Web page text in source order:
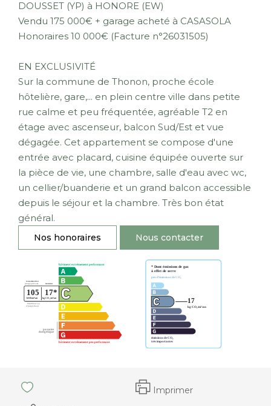
DOUSSET (YP) à HONORE (EW)
Vendu 175 000€ + garage acheté à CASASOLA
Honoraires 10 000€ (Facture n°26031505)
EN EXCLUSIVITÉ
Sur la commune de Thonon, proche école
hôtelière, gare,... en plein centre ville dans petite
rue calme et peu fréquentée, agréable T2 en
étage avec ascenseur, balcon Sud/Est et vue
dégagée. Cet appartement se compose d'une
entrée avec placard, cuisine équipée ouverte sur
la pièce de vie, une chambre, salle d'eau avec wc,
un cellier/buanderie et un grand balcon accessible
depuis le séjour et la chambre. Très bon état
général.
Nos honoraires Nous contacter
Imprimer